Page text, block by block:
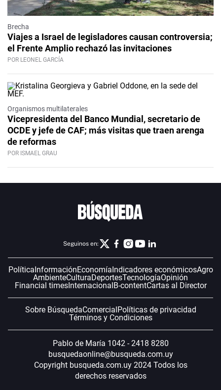
Brecha
Viajes a Israel de legisladores causan controversia;
el Frente Amplio rechazó las invitaciones
POR LEONEL GARCÍA
Organismos multilaterales
Vicepresidenta del Banco Mundial, secretario de
OCDE y jefe de CAF; más visitas que traen arenga
de reformas
POR ISMAEL GRAU
Seguinos en:
PolíticaInformaciónEconomíaIndicadores económicosAgro
AmbienteCulturaDeportesTecnologíaOpinión
Financial timesInternacionalB-contentCartas al Director
Sobre BúsquedaComercialPolíticas de privacidad
Términos y Condiciones
Pablo de María 1042 - 2418 8280
busquedaonline@busqueda.com.uy
Copyright busqueda.com.uy 2024 Todos los
derechos reservados